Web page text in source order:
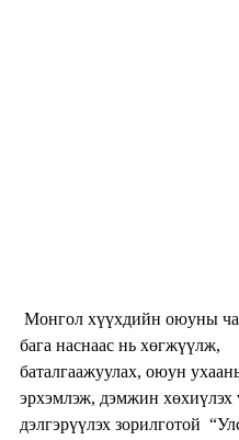
бага наснаас нь хөгжүүлж,
баталгаажуулах, оюун
эрхэмлэж, дэмжин хөхиүлэх
дэлгэрүүлэх зорилготой